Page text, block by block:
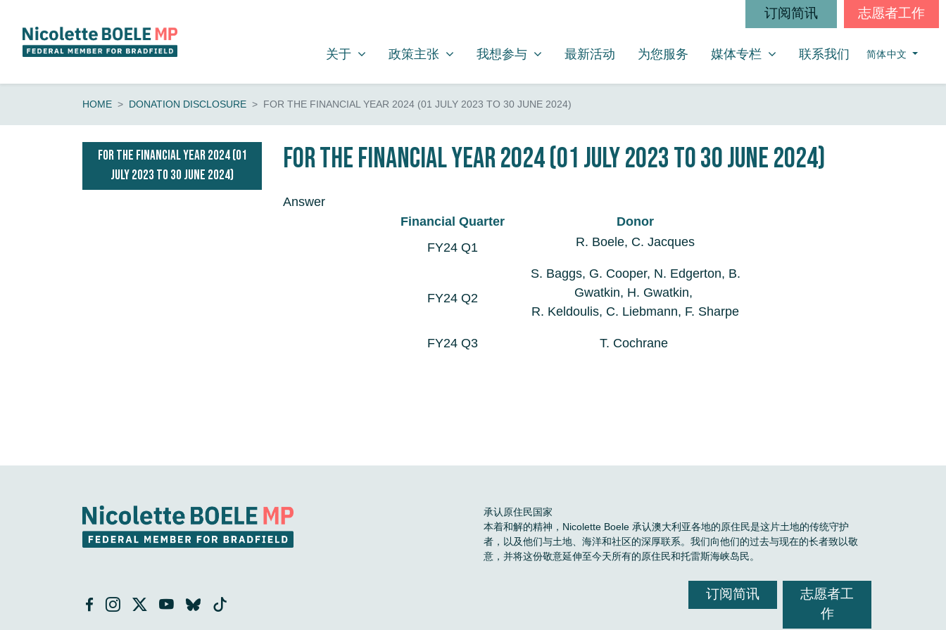
订阅简讯 志愿者工作
关于
SHOW SUBMENU FOR
关于 政策主张
SHOW SUBMENU FOR
政策主张 我想参与
SHOW SUBMENU FOR
我想参与 最新活动 为您服务 媒体专栏
SHOW SUBMENU FOR
媒体专栏 联系我们 简体中文
HOME DONATION DISCLOSURE FOR THE FINANCIAL YEAR 2024 (01 JULY 2023 TO 30 JUNE 2024)
FOR THE FINANCIAL YEAR 2024 (01
JULY 2023 TO 30 JUNE 2024)
For the Financial Year 2024 (01 July 2023 to 30 June 2024)
Answer
Financial Quarter
Donor
FY24 Q1
R. Boele, C. Jacques
FY24 Q2
S. Baggs, G. Cooper, N. Edgerton, B.
Gwatkin, H. Gwatkin,
R. Keldoulis, C. Liebmann, F. Sharpe
FY24 Q3 T. Cochrane
承认原住民国家
本着和解的精神，Nicolette Boele 承认澳大利亚各地的原住民是这片土地的传统守护
者，以及他们与土地、海洋和社区的深厚联系。我们向他们的过去与现在的长者致以敬
意，并将这份敬意延伸至今天所有的原住民和托雷斯海峡岛民。
订阅简讯
志愿者工
作